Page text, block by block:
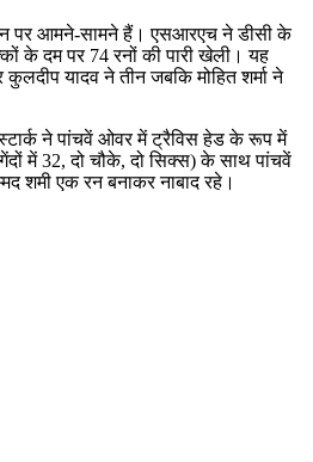
पर आमने-सामने हैं। एसआरएच ने डीसी के
के दम पर 74 रनों की पारी खेली। यह
यादव ने तीन जबकि मोहित शर्मा ने
ने पांचवें ओवर में ट्रैविस हेड के रूप में
में 32, दो चौके, दो सिक्स) के साथ पांचवें
शमी एक रन बनाकर नाबाद रहे।